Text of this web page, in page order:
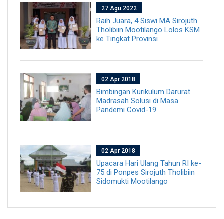
27 Agu 2022
Raih Juara, 4 Siswi MA Sirojuth
Tholibiin Mootilango Lolos KSM
ke Tingkat Provinsi
02 Apr 2018
Bimbingan Kurikulum Darurat
Madrasah Solusi di Masa
Pandemi Covid-19
02 Apr 2018
Upacara Hari Ulang Tahun RI ke-
75 di Ponpes Sirojuth Tholibiin
Sidomukti Mootilango